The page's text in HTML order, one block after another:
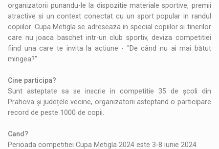
organizatorii punandu-le la dispozitie materiale sportive, premii
atractive si un context conectat cu un sport popular in randul
copiilor. Cupa Metigla se adreseaza in special copiilor si tinerilor
care nu joaca baschet intr-un club sportiv, deviza competitiei
fiind una care te invita la actiune - "De când nu ai mai bătut
mingea?"
Cine participa?
Sunt asteptate sa se inscrie in competitie 35 de școli din
Prahova și județele vecine, organizatorii asteptand o participare
record de peste 1000 de copii.
Cand?
Perioada competitiei Cupa Metigla 2024 este 3-8 iunie 2024